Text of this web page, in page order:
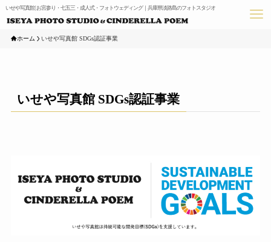
いせや写真館 | お宮参り・七五三・成人式・フォトウェディング｜兵庫県淡路島のフォトスタジオ
ホーム いせや写真館 SDGs認証事業
いせや写真館 SDGs認証事業